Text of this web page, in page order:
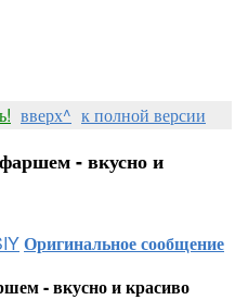
вверх^ к полной версии
- вкусно и
Оригинальное сообщение
- вкусно и красиво